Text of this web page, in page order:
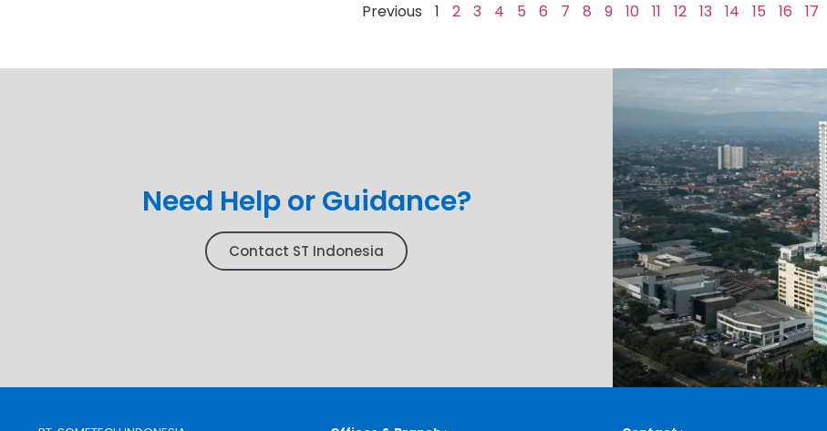
Previous 1 2 3 4 5 6 7 8 9 10 11 12 13 14 15 16 17
Need Help or Guidance?
Contact ST Indonesia